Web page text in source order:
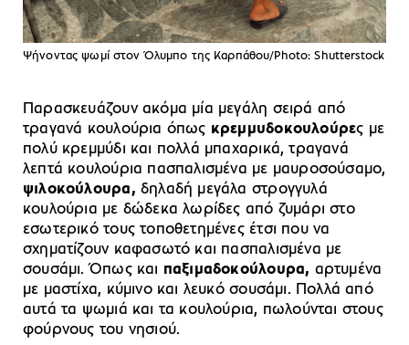
Ψήνοντας ψωμί στον Όλυμπο της Καρπάθου/Photo: Shutterstock
Παρασκευάζουν ακόμα μία μεγάλη σειρά από
τραγανά κουλούρια όπως κρεμμυδοκουλούρες με
πολύ κρεμμύδι και πολλά μπαχαρικά, τραγανά
λεπτά κουλούρια πασπαλισμένα με μαυροσούσαμο,
ψιλοκούλουρα, δηλαδή μεγάλα στρογγυλά
κουλούρια με δώδεκα λωρίδες από ζυμάρι στο
εσωτερικό τους τοποθετημένες έτσι που να
σχηματίζουν καφασωτό και πασπαλισμένα με
σουσάμι. Όπως και παξιμαδοκούλουρα, αρτυμένα
με μαστίχα, κύμινο και λευκό σουσάμι. Πολλά από
αυτά τα ψωμιά και τα κουλούρια, πωλούνται στους
φούρνους του νησιού.